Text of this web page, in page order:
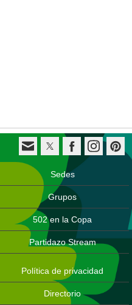
Sedes
Grupos
502 en la Copa
Partidazo Stream
Política de privacidad
Directorio